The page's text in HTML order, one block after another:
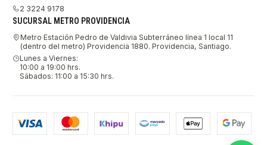
2 3224 9178
SUCURSAL METRO PROVIDENCIA
Metro Estación Pedro de Valdivia Subterráneo línea 1 local 11
(dentro del metro) Providencia 1880. Providencia, Santiago.
Lunes a Viernes:
10:00 a 19:00 hrs.
Sábados: 11:00 a 15:30 hrs.